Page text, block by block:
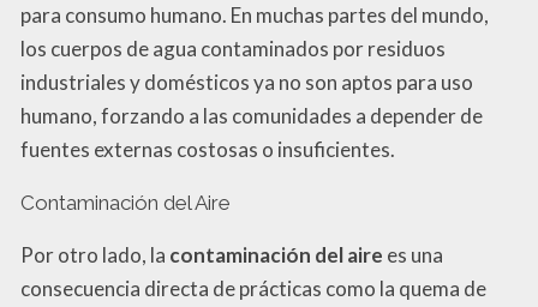
para consumo humano. En muchas partes del mundo,
los cuerpos de agua contaminados por residuos
industriales y domésticos ya no son aptos para uso
humano, forzando a las comunidades a depender de
fuentes externas costosas o insuficientes.
Contaminación del Aire
Por otro lado, la contaminación del aire es una
consecuencia directa de prácticas como la quema de